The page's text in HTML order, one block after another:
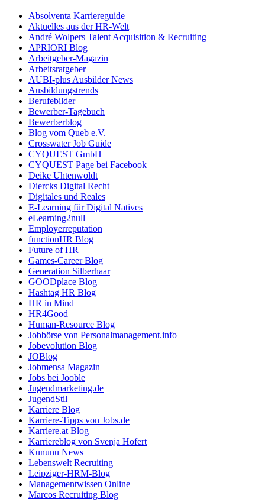
Absolventa Karriereguide
Aktuelles aus der HR-Welt
André Wolpers Talent Acquisition & Recruiting
APRIORI Blog
Arbeitgeber-Magazin
Arbeitsratgeber
AUBI-plus Ausbilder News
Ausbildungstrends
Berufebilder
Bewerber-Tagebuch
Bewerberblog
Blog vom Queb e.V.
Crosswater Job Guide
CYQUEST GmbH
CYQUEST Page bei Facebook
Deike Uhtenwoldt
Diercks Digital Recht
Digitales und Reales
E-Learning für Digital Natives
eLearning2null
Employerreputation
functionHR Blog
Future of HR
Games-Career Blog
Generation Silberhaar
GOODplace Blog
Hashtag HR Blog
HR in Mind
HR4Good
Human-Resource Blog
Jobbörse von Personalmanagement.info
Jobevolution Blog
JOBlog
Jobmensa Magazin
Jobs bei Jooble
Jugendmarketing.de
JugendStil
Karriere Blog
Karriere-Tipps von Jobs.de
Karriere.at Blog
Karriereblog von Svenja Hofert
Kununu News
Lebenswelt Recruiting
Leipziger-HRM-Blog
Managementwissen Online
Marcos Recruiting Blog